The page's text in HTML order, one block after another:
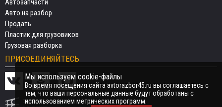
Автозапчасти
Авто на разбор
Продать
Пластик для грузовиков
Грузовая разборка
ПРИСОЕДИНЯЙТЕСЬ
СДЕЛАНО
Мы используем cookie-файлы
Во время посещения сайта avtorazbor45.ru вы соглашаетесь с
тем, что ваши персональные данные будут обработаны с
использованием метрических программ.